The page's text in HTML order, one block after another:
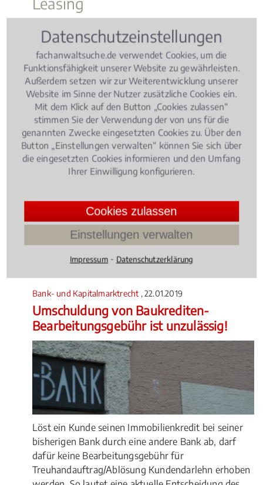
Bank- und Kapitalmarktrecht , 26.04.2016 (Update
Wann muss die Bank beschädigte
Banknoten ersetzen?
Beschädigte Banknoten werden unter bestimmten
Voraussetzungen von der Deutschen Bundesbank
Bewertungen)
Bank- und Kapitalmarktrecht , 22.01.2019
Umschuldung von Baukrediten-
Bearbeitungsgebühr ist unzulässig!
Löst ein Kunde seinen Immobilienkredit bei seiner
bisherigen Bank durch eine andere Bank ab, darf
dafür keine Bearbeitungsgebühr für
Treuhandauftrag/Ablösung Kundendarlehn erhoben
Datenschutzeinstellungen
fachanwaltsuche.de verwendet Cookies, um die
Funktionsfähigkeit unserer Website zu gewährleisten.
Außerdem setzen wir zur Weiterentwicklung unserer
Website im Sinne der Nutzer zusätzliche Cookies ein.
Mit dem Klick auf den Button „Cookies zulassen“
stimmen Sie der Verwendung der von uns für die
genannten Zwecke eingesetzten Cookies zu. Über den
Button „Einstellungen verwalten“ können Sie sich über
die eingesetzten Cookies informieren und den Umfang
Ihrer Einwilligung konfigurieren.
Cookies zulassen
Einstellungen verwalten
Impressum ⁃ Datenschutzerklärung